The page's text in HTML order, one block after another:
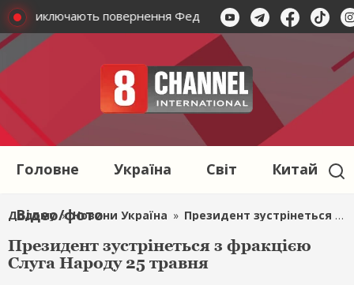
виключають повернення Федорова В Офісі
Головне Україна Світ Китай
Відео/фото
Додому » Новини Україна » Президент зустрінеться з фракцією Слуга Народу 25 травня
Президент зустрінеться з фракцією
Слуга Народу 25 травня